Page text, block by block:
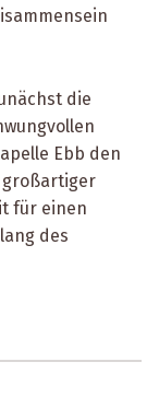
die
Ebb den
großartiger
für einen
des